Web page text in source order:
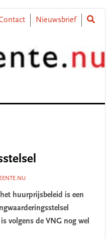
Nieuwsbrief
huurprijsbeleid is een
volgens de VNG nog wel